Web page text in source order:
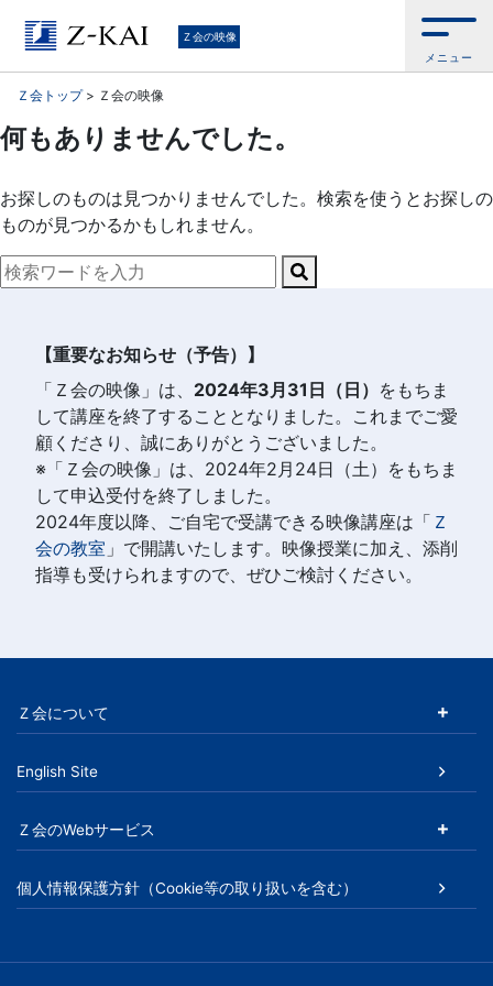
大
学
受
験
へ
向
授
業
を
い
つ
で
も
Ｚ会の映像
メニュー
Ｚ会トップ> Ｚ会の映像
何もありませんでした。
お探しのものは見つかりませんでした。検索を使うとお探しの
ものが見つかるかもしれません。
Search
【重要なお知らせ（予告）】
「Ｚ会の映像」は、 2024年3月31日（日） をもちま
して講座を終了することとなりました。これまでご愛
顧くださり、誠にありがとうございました。
※「Ｚ会の映像」は、2024年2月24日（土）をもちま
して申込受付を終了しました。
2024年度以降、ご自宅で受講できる映像講座は「 Ｚ
会の教室 」で開講いたします。映像授業に加え、添削
指導も受けられますので、ぜひご検討ください。
Ｚ会について
English Site
Ｚ会のWebサービス
個人情報保護方針（Cookie等の取り扱いを含む）